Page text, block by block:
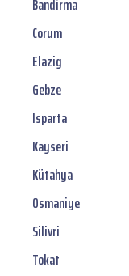
Bandirma
Corum
Elazig
Gebze
Isparta
Kayseri
Kütahya
Osmaniye
Silivri
Tokat